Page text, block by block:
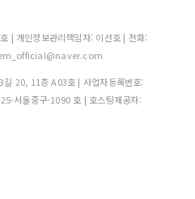
| 개인정보관리책임자: 이선호 | 전화:
길 20, 11층 A03호 | 사업자등록번호:
서울중구-1090 호 | 호스팅제공자: